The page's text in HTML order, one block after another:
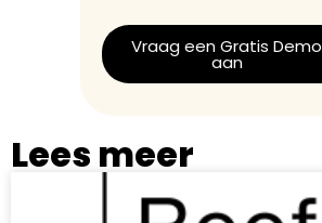
Vraag een Gratis Demo
aan
Lees meer